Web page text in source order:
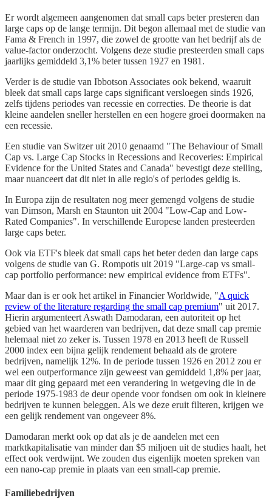
Er wordt algemeen aangenomen dat small caps beter presteren dan
large caps op de lange termijn. Dit begon allemaal met de studie van
Fama & French in 1997, die zowel de grootte van het bedrijf als de
value-factor onderzocht. Volgens deze studie presteerden small caps
jaarlijks gemiddeld 3,1% beter tussen 1927 en 1981.
Verder is de studie van Ibbotson Associates ook bekend, waaruit
bleek dat small caps large caps significant versloegen sinds 1926,
zelfs tijdens periodes van recessie en correcties. De theorie is dat
kleine aandelen sneller herstellen en een hogere groei doormaken na
een recessie.
Een studie van Switzer uit 2010 genaamd "The Behaviour of Small
Cap vs. Large Cap Stocks in Recessions and Recoveries: Empirical
Evidence for the United States and Canada" bevestigt deze stelling,
maar nuanceert dat dit niet in alle regio's of periodes geldig is.
In Europa zijn de resultaten nog meer gemengd volgens de studie
van Dimson, Marsh en Staunton uit 2004 "Low-Cap and Low-
Rated Companies". In verschillende Europese landen presteerden
large caps beter.
Ook via ETF's bleek dat small caps het beter deden dan large caps
volgens de studie van G. Rompotis uit 2019 "Large-cap vs small-
cap portfolio performance: new empirical evidence from ETFs".
Maar dan is er ook het artikel in Financier Worldwide, "A quick
review of the literature regarding the small cap premium" uit 2017.
Hierin argumenteert Aswath Damodaran, een autoriteit op het
gebied van het waarderen van bedrijven, dat deze small cap premie
helemaal niet zo zeker is. Tussen 1978 en 2013 heeft de Russell
2000 index een bijna gelijk rendement behaald als de grotere
bedrijven, namelijk 12%. In de periode tussen 1926 en 2012 zou er
wel een outperformance zijn geweest van gemiddeld 1,8% per jaar,
maar dit ging gepaard met een verandering in wetgeving die in de
periode 1975-1983 de deur opende voor fondsen om ook in kleinere
bedrijven te kunnen beleggen. Als we deze eruit filteren, krijgen we
een gelijk rendement van ongeveer 8%.
Damodaran merkt ook op dat als je de aandelen met een
marktkapitalisatie van minder dan $5 miljoen uit de studies haalt, het
effect ook verdwijnt. We zouden dus eigenlijk moeten spreken van
een nano-cap premie in plaats van een small-cap premie.
Familiebedrijven